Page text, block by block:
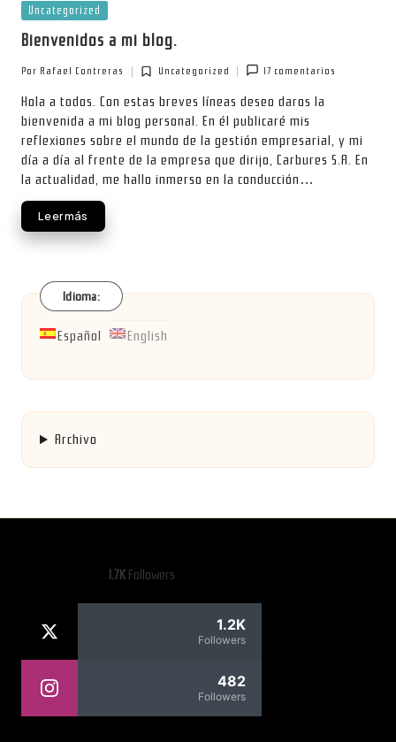
Publicada
en
Uncategorized
Bienvenidos a mi blog.
por
Por Rafael Contreras
Publicada
en
Uncategorized 17 comentarios
Hola a todos. Con estas breves líneas deseo daros la
bienvenida a mi blog personal. En él publicaré mis
reflexiones sobre el mundo de la gestión empresarial, y mi
día a día al frente de la empresa que dirijo, Carbures S.A. En
la actualidad, me hallo inmerso en la conducción…
Leer más
Idioma:
Español English
Archivo
1.7KFollowers
1.2K
Followers
482
Followers